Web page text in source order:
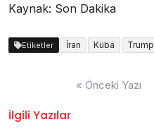
Kaynak: Son Dakika
Etiketler İran Küba Trump
« Önceki Yazı
İlgili Yazılar